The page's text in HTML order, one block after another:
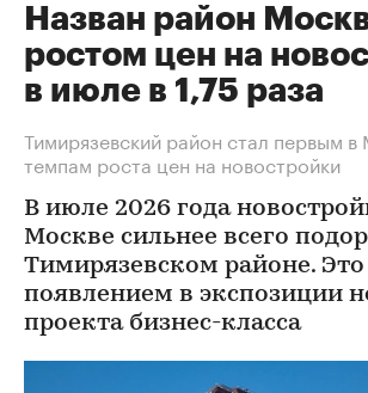
Назван район
ростом цен на
в июле в 1,75 раза
Тимирязевский район стал первым в
темпам роста цен на новостройки
В июле 2026 года
Москве сильнее всего
Тимирязевском районе. Это
появлением в экспозиции
проекта бизнес-класса